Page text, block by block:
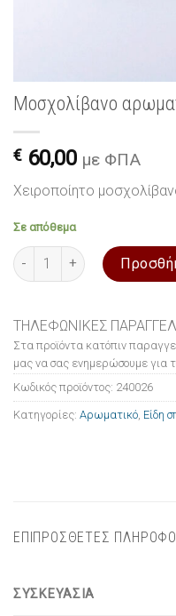
Μοσχολίβανο
€ 60,00 με ΦΠΑ
Χειροποίητο
Σε απόθεμα
Μοσχολίβανο αρωματικό
ΤΗΛΕΦΩΝΙΚΕΣ
Στα προϊόντα κατόπιν
μας να σας ενημερώσουμε για
Κωδικός προϊόντος: 240026
Κατηγορίες: Αρωματικό Είδη
ΕΠΙΠΡΟΣΘΕΤΕΣ
ΣΥΣΚΕΥΑΣΙΑ